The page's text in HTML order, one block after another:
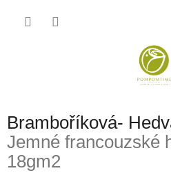
Bramboříková-
Jemné francouzské
18gm2